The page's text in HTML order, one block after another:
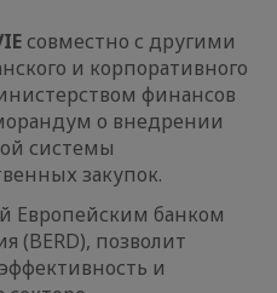
совместно с другими
и корпоративного
финансов
о внедрении
системы
закупок.
Европейским банком
(BERD), позволит
и